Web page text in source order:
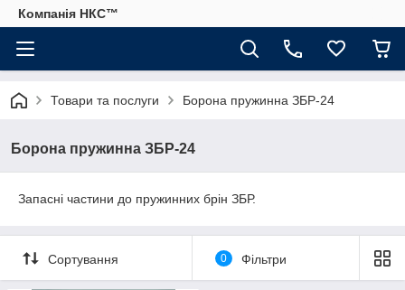
Компанія НКС™
Товари та послуги Борона пружинна ЗБР-24
Борона пружинна ЗБР-24
Запасні частини до пружинних брін ЗБР.
Сортування 0 Фільтри